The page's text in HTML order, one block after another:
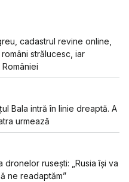
cadastrul revine online,
strălucesc, iar
Bala intră în linie dreaptă. A
urmează
rusești: „Rusia își va
ne readaptăm”